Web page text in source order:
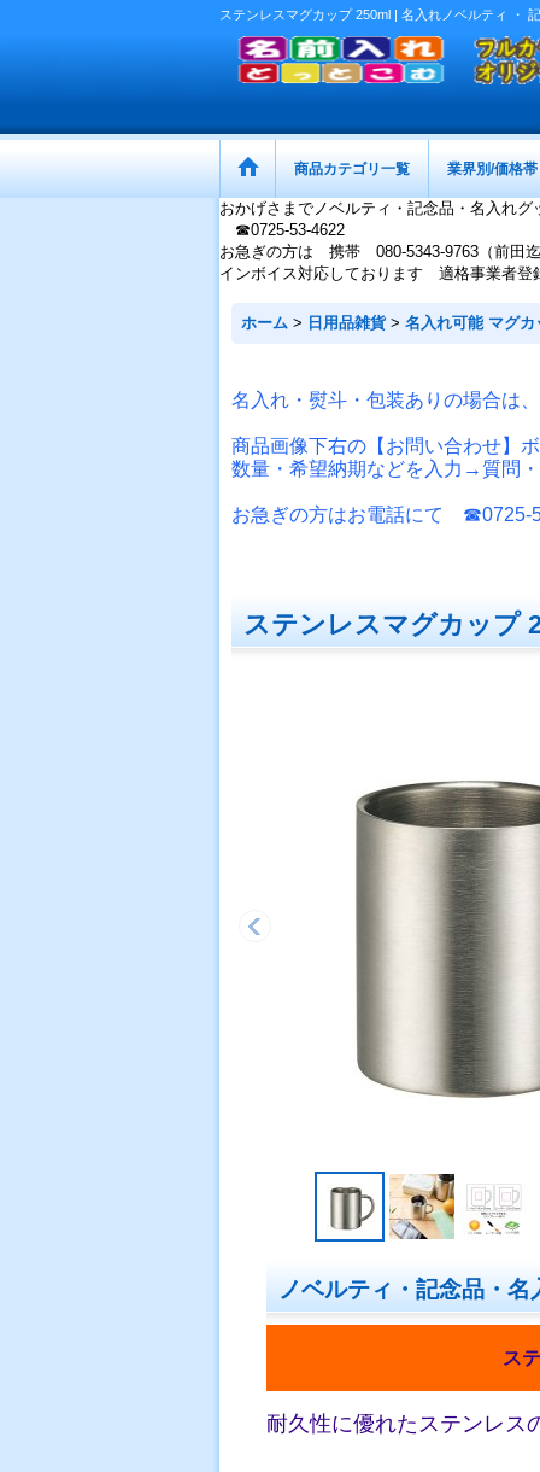
ステンレスマグカップ 250ml | 名入れノベルティ ・
商品カテゴリ一覧 業界別/価格帯
おかげさまでノベルティ・記念品・名入れ
☎0725-53-4622
お急ぎの方は 携帯 080-5343-9763（前田
インボイス対応しております 適格事業者登
ホーム > 日用品雑貨 > 名入れ可能 マグカ
名入れ・熨斗・包装ありの場合は、
商品画像下右の【お問い合わせ】
数量・希望納期などを入力→質問
お急ぎの方はお電話にて ☎0725-
ステンレスマグカップ
ノベルティ・記念品・
ス
耐久性に優れたステンレス